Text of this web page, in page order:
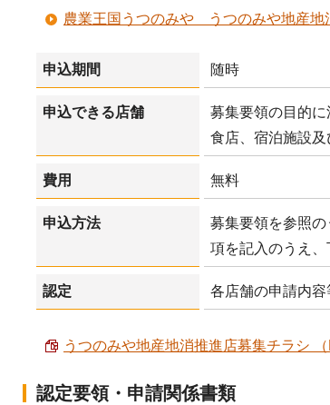
農業王国うつのみや うつのみや地産地
申込期間 随時
申込できる店舗
募集要領の目的
食店、宿泊施設及
費用 無料
申込方法
募集要領を参照
項を記入のうえ、
認定 各店舗の申請内容
うつのみや地産地消推進店募集チラシ （
認定要領・申請関係書類